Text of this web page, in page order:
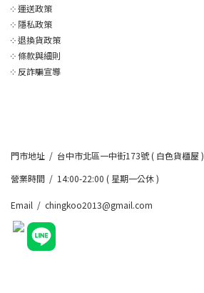
༶運送政策
༶ 隱私政策
༶退換貨政策
༶條款與細則
༶ 反詐騙宣導
門市地址 / 台中市北區一中街173號 ( 白色貨櫃屋 )
營業時間 / 14:00-22:00 ( 星期一公休 )
Email / chingkoo2013@gmail.com